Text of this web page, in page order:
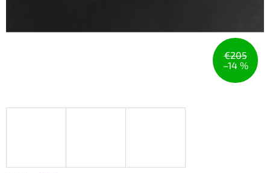
€205
–14 %